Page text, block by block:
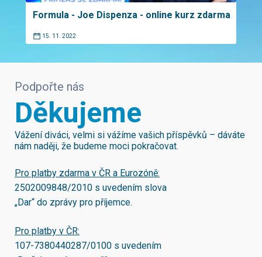
Formula - Joe Dispenza - online kurz zdarma
15. 11. 2022
Podpořte nás
Děkujeme
Vážení diváci, velmi si vážíme vašich příspěvků – dáváte
nám naději, že budeme moci pokračovat.
Pro platby zdarma v ČR a Eurozóně:
2502009848/2010 s uvedením slova
„Dar“ do zprávy pro příjemce.
Pro platby v ČR:
107-7380440287/0100 s uvedením